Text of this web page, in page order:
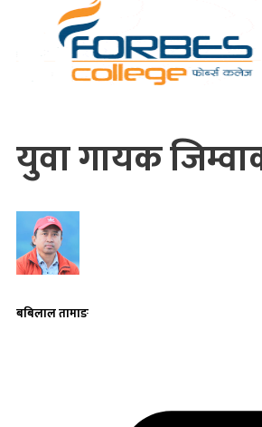
युवा गायक
बबिलाल तामाङ